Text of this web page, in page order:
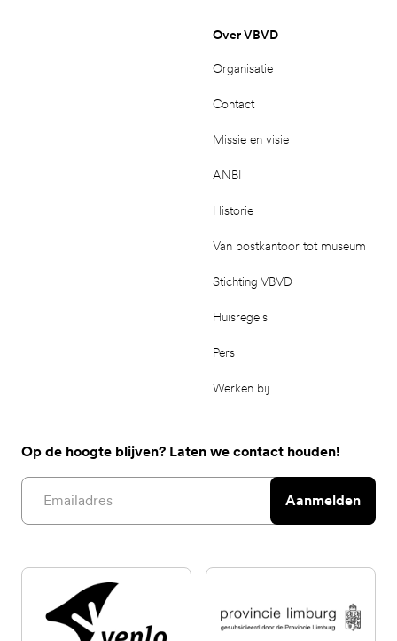
Over VBVD
Organisatie
Contact
Missie en visie
ANBI
Historie
Van postkantoor tot museum
Stichting VBVD
Huisregels
Pers
Werken bij
Op de hoogte blijven? Laten we contact houden!
Email address
Aanmelden